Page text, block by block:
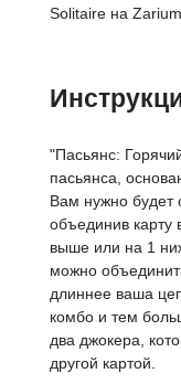
Solitaire на
"Пасьянс:
пасьянса,
Вам нужно будет
объединив карту
выше или на 1
можно
длиннее ваша
комбо и тем
два джокера,
другой картой.